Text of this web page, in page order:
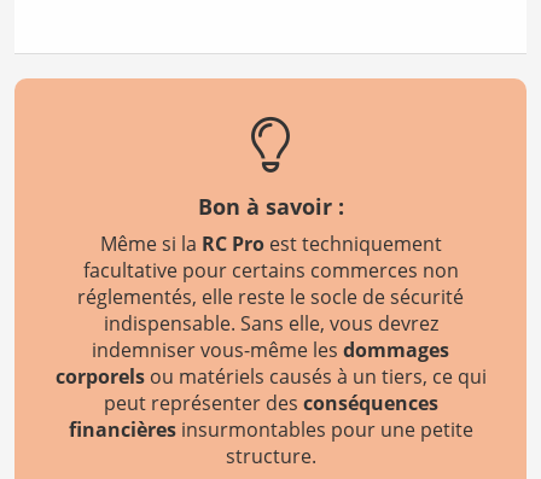
Bon à savoir :
Même si la RC Proest techniquement
facultative pour certains commerces non
réglementés, elle reste le socle de sécurité
indispensable. Sans elle, vous devrez
indemniser vous-même les dommages
corporelsou matériels causés à un tiers, ce qui
peut représenter des conséquences
financièresinsurmontables pour une petite
structure.